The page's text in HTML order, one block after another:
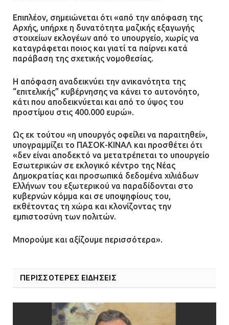
Επιπλέον, σημειώνεται ότι «από την απόφαση της
Αρχής, υπήρχε η δυνατότητα μαζικής εξαγωγής
στοιχείων εκλογέων από το υπουργείο, χωρίς να
καταγράφεται ποιος και γιατί τα παίρνει κατά
παράβαση της σχετικής νομοθεσίας.
Η απόφαση αναδεικνύει την ανικανότητα της
“επιτελικής” κυβέρνησης να κάνει το αυτονόητο,
κάτι που αποδεικνύεται και από το ύψος του
προστίμου στις 400.000 ευρώ».
Ως εκ τούτου «η υπουργός οφείλει να παραιτηθεί»,
υπογραμμίζει το ΠΑΣΟΚ-ΚΙΝΑΛ και προσθέτει ότι
«δεν είναι αποδεκτό να μετατρέπεται το υπουργείο
Εσωτερικών σε εκλογικό κέντρο της Νέας
Δημοκρατίας και προσωπικά δεδομένα χιλιάδων
Ελλήνων του εξωτερικού να παραδίδονται στο
κυβερνών κόμμα και σε υποψηφίους του,
εκθέτοντας τη χώρα και κλονίζοντας την
εμπιστοσύνη των πολιτών.
Μπορούμε και αξίζουμε περισσότερα».
ΠΕΡΙΣΣΟΤΕΡΕΣ ΕΙΔΗΣΕΙΣ